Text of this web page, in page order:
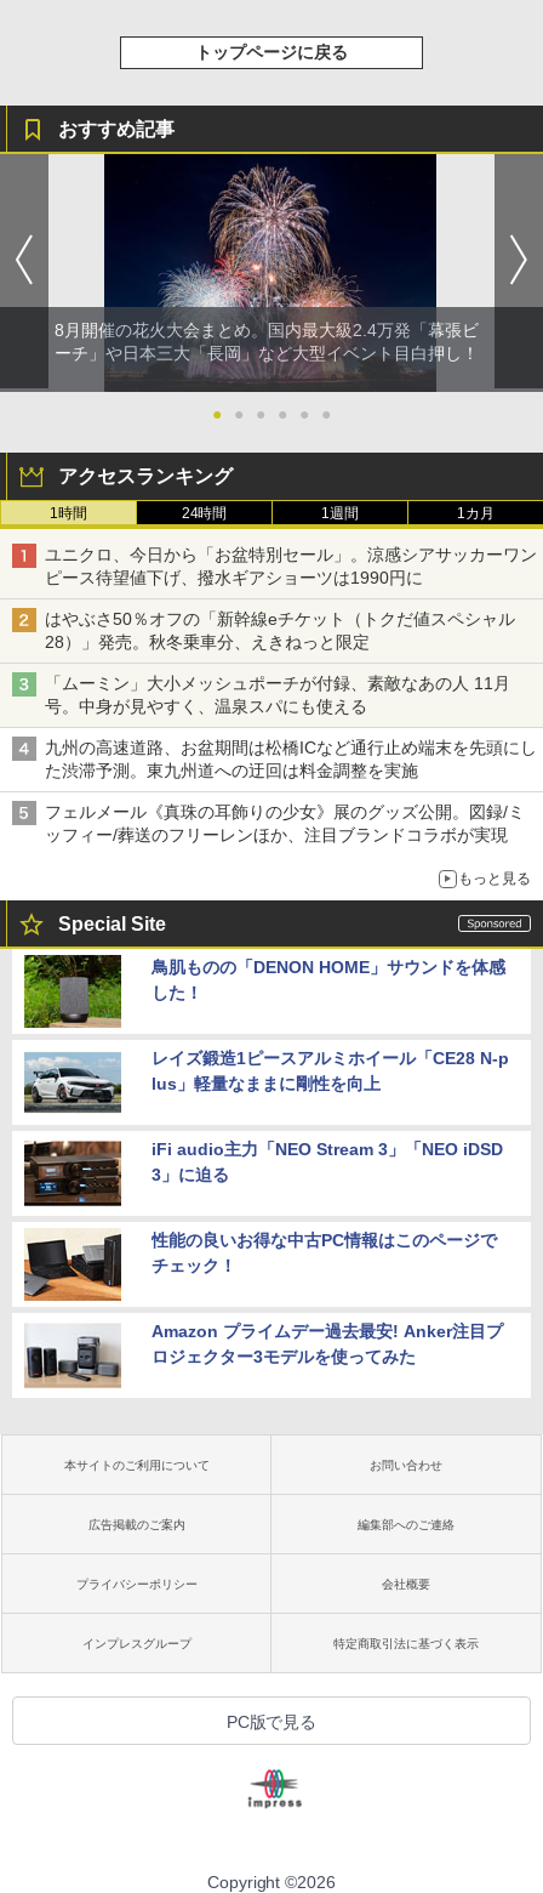
トップページに戻る
おすすめ記事
8月開催の花火大会まとめ。国内最大級2.4万発「幕張ビ
ーチ」や日本三大「長岡」など大型イベント目白押し！
● ● ● ● ● ●
アクセスランキング
1時間 24時間 1週間 1カ月
ユニクロ、今日から「お盆特別セール」。涼感シアサッカーワン
ピース待望値下げ、撥水ギアショーツは1990円に
はやぶさ50％オフの「新幹線eチケット（トクだ値スペシャル
28）」発売。秋冬乗車分、えきねっと限定
「ムーミン」大小メッシュポーチが付録、素敵なあの人 11月
号。中身が見やすく、温泉スパにも使える
九州の高速道路、お盆期間は松橋ICなど通行止め端末を先頭にし
た渋滞予測。東九州道への迂回は料金調整を実施
フェルメール《真珠の耳飾りの少女》展のグッズ公開。図録/ミ
ッフィー/葬送のフリーレンほか、注目ブランドコラボが実現
もっと見る
Special Site
鳥肌ものの「DENON HOME」サウンドを体感
した！
レイズ鍛造1ピースアルミホイール「CE28 N-p
lus」軽量なままに剛性を向上
iFi audio主力「NEO Stream 3」「NEO iDSD
3」に迫る
性能の良いお得な中古PC情報はこのページで
チェック！
Amazon プライムデー過去最安! Anker注目プ
ロジェクター3モデルを使ってみた
本サイトのご利用について お問い合わせ
広告掲載のご案内 編集部へのご連絡
プライバシーポリシー 会社概要
インプレスグループ 特定商取引法に基づく表示
PC版で見る
Copyright ©2026